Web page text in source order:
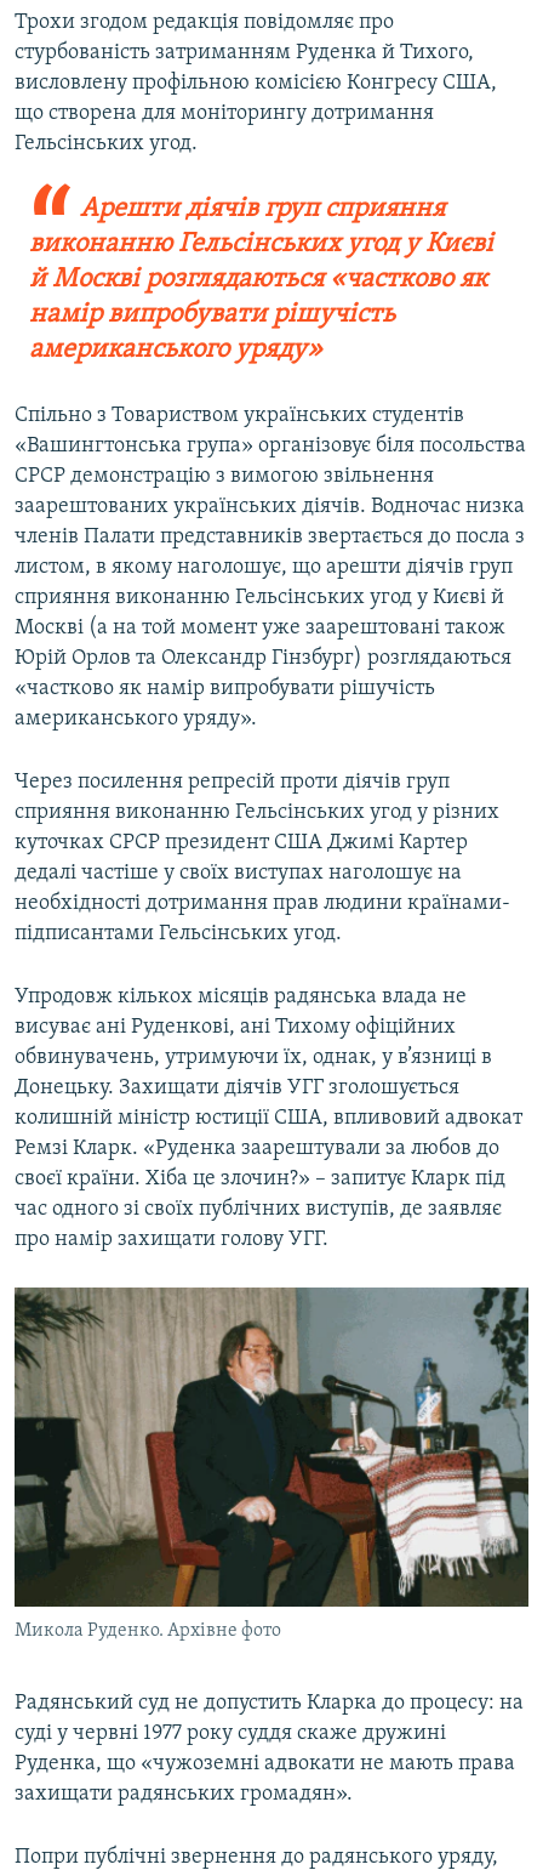
Трохи згодом редакція повідомляє про
стурбованість затриманням Руденка й Тихого,
висловлену профільною комісією Конгресу США,
що створена для моніторингу дотримання
Гельсінських угод.
Арешти діячів груп сприяння
виконанню Гельсінських угод у Києві
й Москві розглядаються «частково як
намір випробувати рішучість
американського уряду»
Спільно з Товариством українських студентів
«Вашингтонська група» організовує біля посольства
СРСР демонстрацію з вимогою звільнення
заарештованих українських діячів. Водночас низка
членів Палати представників звертається до посла з
листом, в якому наголошує, що арешти діячів груп
сприяння виконанню Гельсінських угод у Києві й
Москві (а на той момент уже заарештовані також
Юрій Орлов та Олександр Гінзбург) розглядаються
«частково як намір випробувати рішучість
американського уряду».
Через посилення репресій проти діячів груп
сприяння виконанню Гельсінських угод у різних
куточках СРСР президент США Джимі Картер
дедалі частіше у своїх виступах наголошує на
необхідності дотримання прав людини країнами-
підписантами Гельсінських угод.
Упродовж кількох місяців радянська влада не
висуває ані Руденкові, ані Тихому офіційних
обвинувачень, утримуючи їх, однак, у в’язниці в
Донецьку. Захищати діячів УГГ зголошується
колишній міністр юстиції США, впливовий адвокат
Ремзі Кларк. «Руденка заарештували за любов до
своєї країни. Хіба це злочин?» – запитує Кларк під
час одного зі своїх публічних виступів, де заявляє
про намір захищати голову УГГ.
Микола Руденко. Архівне фото
Радянський суд не допустить Кларка до процесу: на
суді у червні 1977 року суддя скаже дружині
Руденка, що «чужоземні адвокати не мають права
захищати радянських громадян».
Попри публічні звернення до радянського уряду,